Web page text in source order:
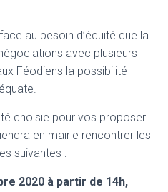
au besoin d’équité que la
avec plusieurs
Féodiens la possibilité
choisie pour vos proposer
en mairie rencontrer les
suivantes :
2020 à partir de 14h,